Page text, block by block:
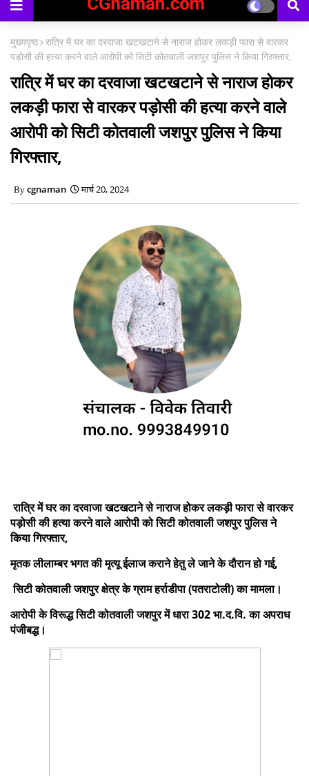
काउंसिलिंग प्रारंभ
मुख्यपृष्ठ रात्रि में घर का दरवाजा खटखटाने से नाराज होकर लकड़ी फारा से वारकर
पड़ोसी की हत्या करने वाले आरोपी को सिटी कोतवाली जशपुर पुलिस ने किया गिरफ्तार,
रात्रि में घर का दरवाजा खटखटाने से नाराज होकर
लकड़ी फारा से वारकर पड़ोसी की हत्या करने वाले
आरोपी को सिटी कोतवाली जशपुर पुलिस ने किया
गिरफ्तार,
cgnaman मार्च 20, 2024
रात्रि में घर का दरवाजा खटखटाने से नाराज होकर लकड़ी फारा से वारकर
पड़ोसी की हत्या करने वाले आरोपी को सिटी कोतवाली जशपुर पुलिस ने
किया गिरफ्तार,
मृतक लीलाम्बर भगत की मृत्यू ईलाज कराने हेतु ले जाने के दौरान हो गई,
सिटी कोतवाली जशपुर क्षेत्र के ग्राम हर्राडीपा (पतराटोली) का मामला।
आरोपी के विरूद्ध सिटी कोतवाली जशपुर में धारा 302 भा.द.वि. का अपराध
पंजीबद्ध।